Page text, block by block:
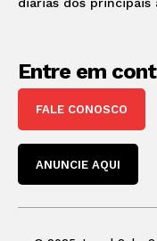
diárias dos principais
Entre em
FALE CONOSCO
ANUNCIE AQUI